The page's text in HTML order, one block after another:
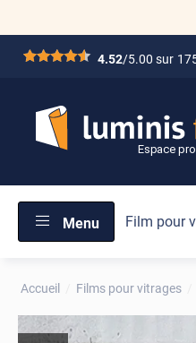
*****4.52/5.00 sur
Menu Film pour
Accueil Films pour vitrages